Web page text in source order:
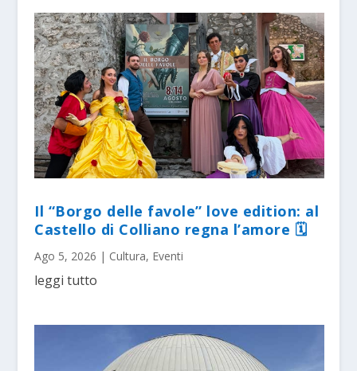
Il “Borgo delle favole” love edition: al
Castello di Colliano regna l’amore 🗓
Ago 5, 2026 | Cultura, Eventi
leggi tutto